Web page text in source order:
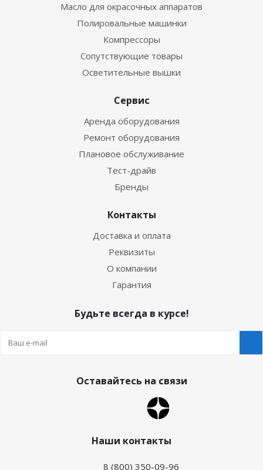
Масло для окрасочных аппаратов
Полировальные машинки
Компрессоры
Сопутствующие товары
Осветительные вышки
Сервис
Аренда оборудования
Ремонт оборудования
Плановое обслуживание
Тест-драйв
Бренды
Контакты
Доставка и оплата
Реквизиты
О компании
Гарантия
Будьте всегда в курсе!
Оставайтесь на связи
Наши контакты
8 (800) 350-09-96